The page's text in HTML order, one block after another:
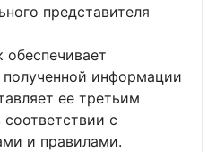
представителя
информации
ее третьим
с
и правилами.